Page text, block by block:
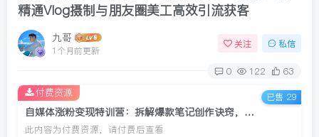
精通Vlog摄制与朋友圈美工高效引流获客
九哥
1个月前更新
关注 私信
0 122 63
自媒体涨粉变现特训营：拆解爆款笔记创作诀窍，精通Vlog摄制与朋友圈美工高效引流获客
此内容为付费资源，请付费后查看
付费资源 已售 29